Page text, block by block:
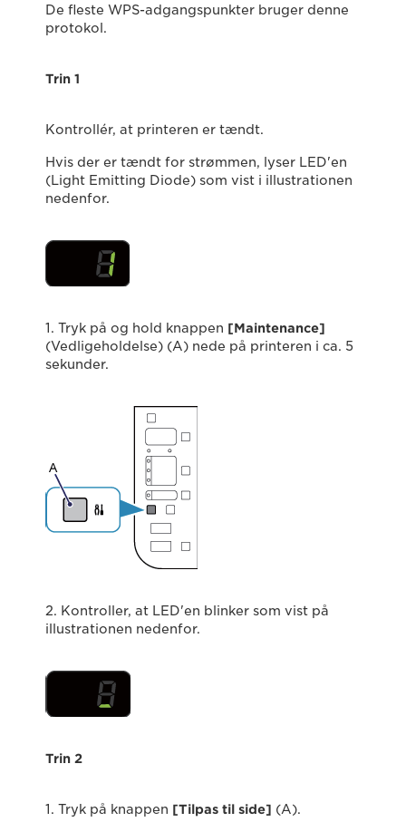
De fleste WPS-adgangspunkter bruger denne
protokol.
Trin 1
Kontrollér, at printeren er tændt.
Hvis der er tændt for strømmen, lyser LED'en
(Light Emitting Diode) som vist i illustrationen
nedenfor.
1. Tryk på og hold knappen [Maintenance]
(Vedligeholdelse) (A) nede på printeren i ca. 5
sekunder.
2. Kontroller, at LED'en blinker som vist på
illustrationen nedenfor.
Trin 2
1. Tryk på knappen [Tilpas til side] (A).